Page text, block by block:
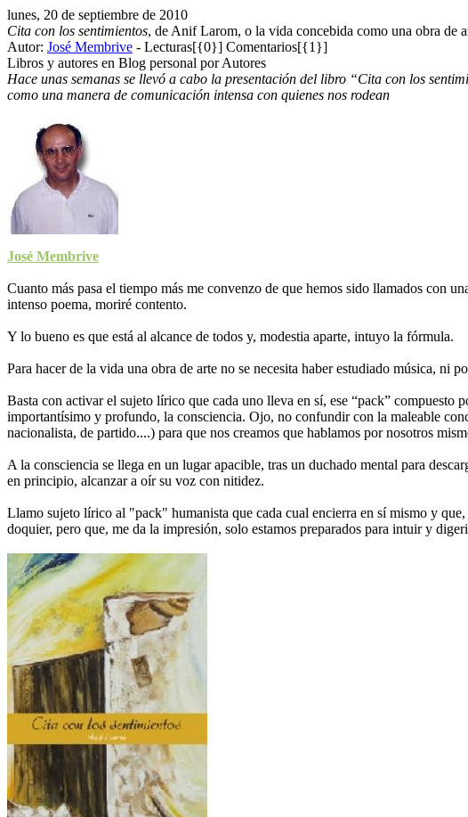
lunes, 20 de septiembre de 2010
Cita con los sentimientos, de Anif Larom, o la vida concebida como una obra de
Autor: José Membrive - Lecturas[{0}] Comentarios[{1}]
Libros y autores en Blog personal por Autores
Hace unas semanas se llevó a cabo la presentación del libro “Cita con los
como una manera de comunicación intensa con quienes nos rodean
José Membrive
Cuanto más pasa el tiempo más me convenzo de que hemos sido llamados con
intenso poema, moriré contento.
Y lo bueno es que está al alcance de todos y, modestia aparte, intuyo la fórmula.
Para hacer de la vida una obra de arte no se necesita haber estudiado música, ni
Basta con activar el sujeto lírico que cada uno lleva en sí, ese “pack”
importantísimo y profundo, la consciencia. Ojo, no confundir con la maleable
nacionalista, de partido....) para que nos creamos que hablamos por nosotros
A la consciencia se llega en un lugar apacible, tras un duchado mental para
en principio, alcanzar a oír su voz con nitidez.
Llamo sujeto lírico al "pack" humanista que cada cual encierra en sí mismo y
doquier, pero que, me da la impresión, solo estamos preparados para intuir y